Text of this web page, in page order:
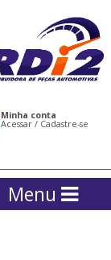
Minha conta
Acessar / Cadastre-se
Menu